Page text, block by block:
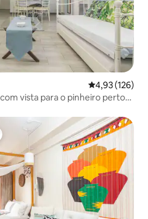
4,93 de uma
4,93 (126)
vista para o pinheiro perto